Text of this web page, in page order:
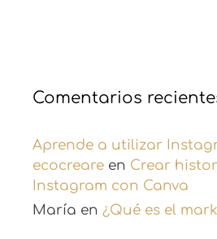
Comentarios
Aprende a utilizar
ecocreare en Crear
Instagram con Canva
María en ¿Qué es el